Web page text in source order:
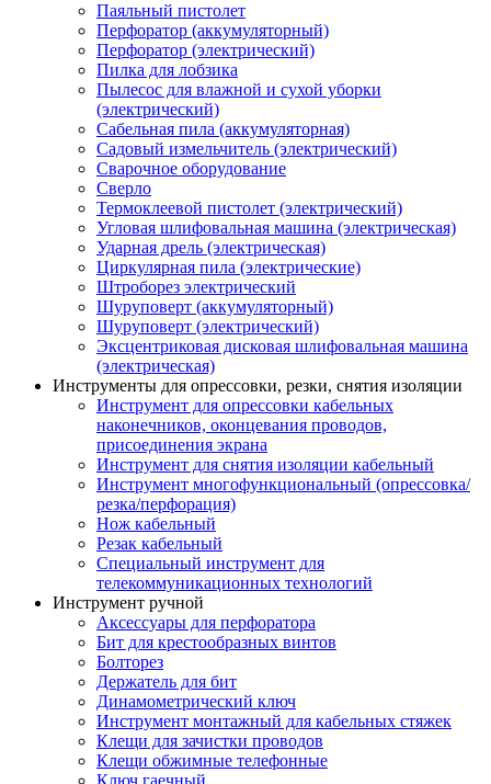
Паяльный пистолет
Перфоратор (аккумуляторный)
Перфоратор (электрический)
Пилка для лобзика
Пылесос для влажной и сухой уборки
(электрический)
Сабельная пила (аккумуляторная)
Садовый измельчитель (электрический)
Сварочное оборудование
Сверло
Термоклеевой пистолет (электрический)
Угловая шлифовальная машина (электрическая)
Ударная дрель (электрическая)
Циркулярная пила (электрические)
Штроборез электрический
Шуруповерт (аккумуляторный)
Шуруповерт (электрический)
Эксцентриковая дисковая шлифовальная машина
(электрическая)
Инструменты для опрессовки, резки, снятия изоляции
Инструмент для опрессовки кабельных
наконечников, оконцевания проводов,
присоединения экрана
Инструмент для снятия изоляции кабельный
Инструмент многофункциональный (опрессовка/
резка/перфорация)
Нож кабельный
Резак кабельный
Специальный инструмент для
телекоммуникационных технологий
Инструмент ручной
Аксессуары для перфоратора
Бит для крестообразных винтов
Болторез
Держатель для бит
Динамометрический ключ
Инструмент монтажный для кабельных стяжек
Клещи для зачистки проводов
Клещи обжимные телефонные
Ключ гаечный